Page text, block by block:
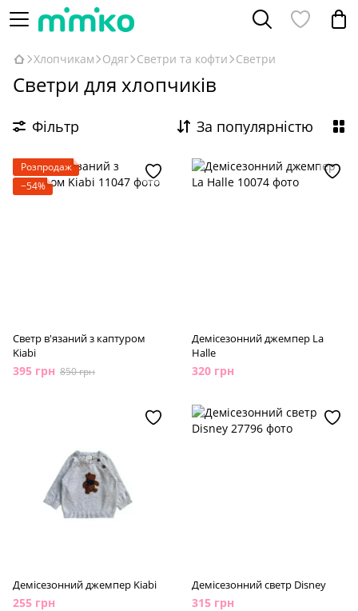
Хлопчикам Одяг Светри та кофти Светри
Светри для хлопчиків
Фільтр За популярністю
Розпродаж
−54%
Светр в'язаний з каптуром
Kiabi
395 грн 850 грн
Демісезонний джемпер La
Halle
320 грн
Демісезонний джемпер Kiabi
255 грн
Демісезонний светр Disney
315 грн